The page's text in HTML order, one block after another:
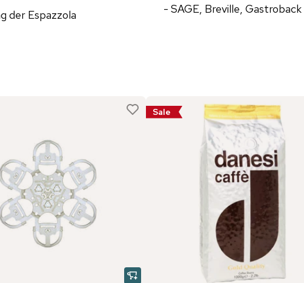
der Espazzola
- SAGE, Breville,
Sale